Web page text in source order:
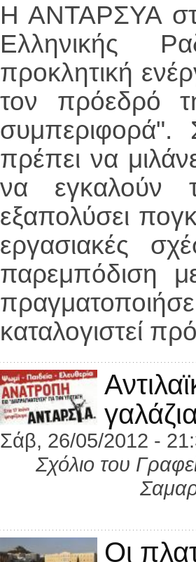
H ANTAΡΣΥΑ
Ελληνικής
προκλητική
τον πρόεδρό
συμπεριφορά".
πρέπει να
να εγκαλούν
εξαπολύσει
εργασιακές
παρεμπόδιση
καταλογιστεί
Σάβ, 26/05/2012 -
Σχόλιο του
Οι